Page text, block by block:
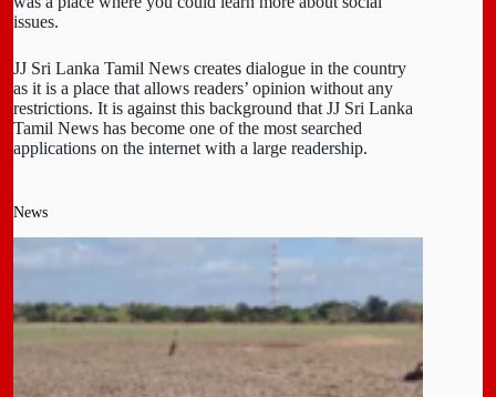
issues.
JJ Sri Lanka Tamil News creates dialogue in the country
as it is a place that allows readers’ opinion without any
restrictions. It is against this background that JJ Sri Lanka
Tamil News has become one of the most searched
applications on the internet with a large readership.
News